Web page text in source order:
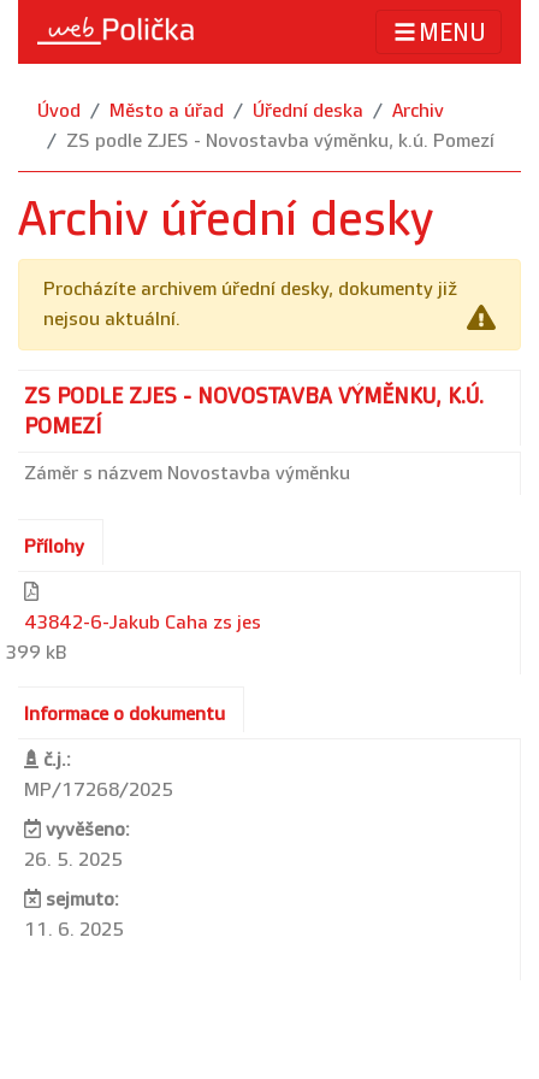
MENU
Úvod Město a úřad Úřední deska
Archiv
ZS podle ZJES - Novostavba výměnku, k.ú. Pomezí
Archiv úřední desky
Procházíte archivem úřední desky, dokumenty již
nejsou aktuální.
ZS PODLE ZJES - NOVOSTAVBA VÝMĚNKU, K.Ú.
POMEZÍ
Záměr s názvem Novostavba výměnku
Přílohy
43842-6-Jakub Caha zs jes
399 kB
Informace o dokumentu
č.j.:
MP/17268/2025
vyvěšeno:
26. 5. 2025
sejmuto:
11. 6. 2025